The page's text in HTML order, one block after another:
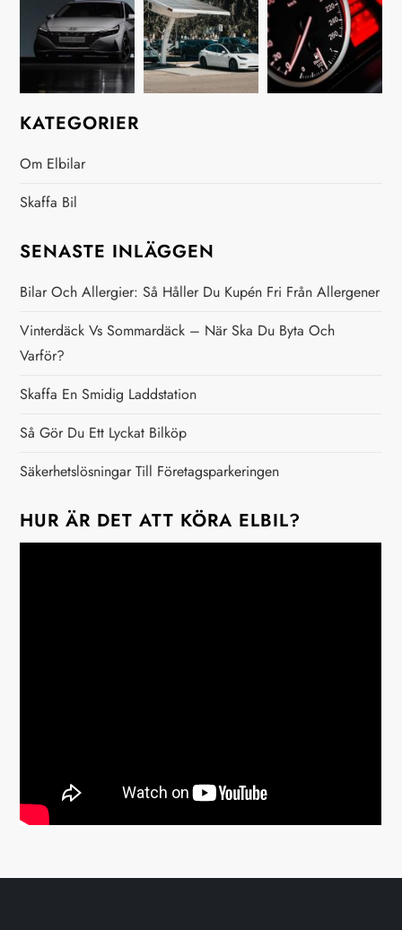
a
v
i
g
e
r
i
n
g
KATEGORIER
Om Elbilar
Skaffa Bil
SENASTE INLÄGGEN
Bilar Och Allergier: Så Håller Du Kupén Fri Från Allergener
Vinterdäck Vs Sommardäck – När Ska Du Byta Och
Varför?
Skaffa En Smidig Laddstation
Så Gör Du Ett Lyckat Bilköp
Säkerhetslösningar Till Företagsparkeringen
HUR ÄR DET ATT KÖRA ELBIL?